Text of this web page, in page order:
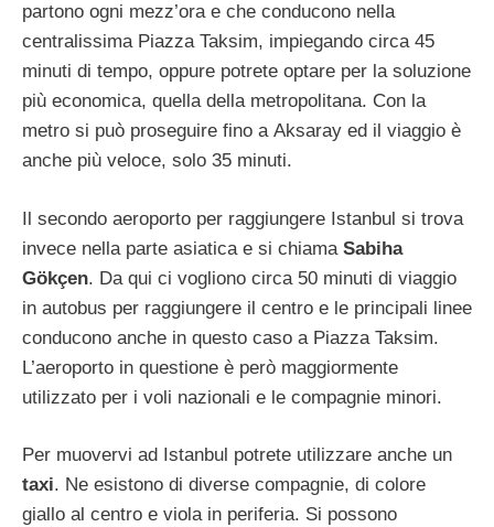
partono ogni mezz’ora e che conducono nella
centralissima Piazza Taksim, impiegando circa 45
minuti di tempo, oppure potrete optare per la soluzione
più economica, quella della metropolitana. Con la
metro si può proseguire fino a Aksaray ed il viaggio è
anche più veloce, solo 35 minuti.
Il secondo aeroporto per raggiungere Istanbul si trova
invece nella parte asiatica e si chiama Sabiha
Gökçen. Da qui ci vogliono circa 50 minuti di viaggio
in autobus per raggiungere il centro e le principali linee
conducono anche in questo caso a Piazza Taksim.
L’aeroporto in questione è però maggiormente
utilizzato per i voli nazionali e le compagnie minori.
Per muovervi ad Istanbul potrete utilizzare anche un
taxi. Ne esistono di diverse compagnie, di colore
giallo al centro e viola in periferia. Si possono